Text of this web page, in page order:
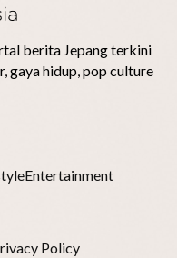
berita Jepang terkini
gaya hidup, pop culture
Entertainment
Policy